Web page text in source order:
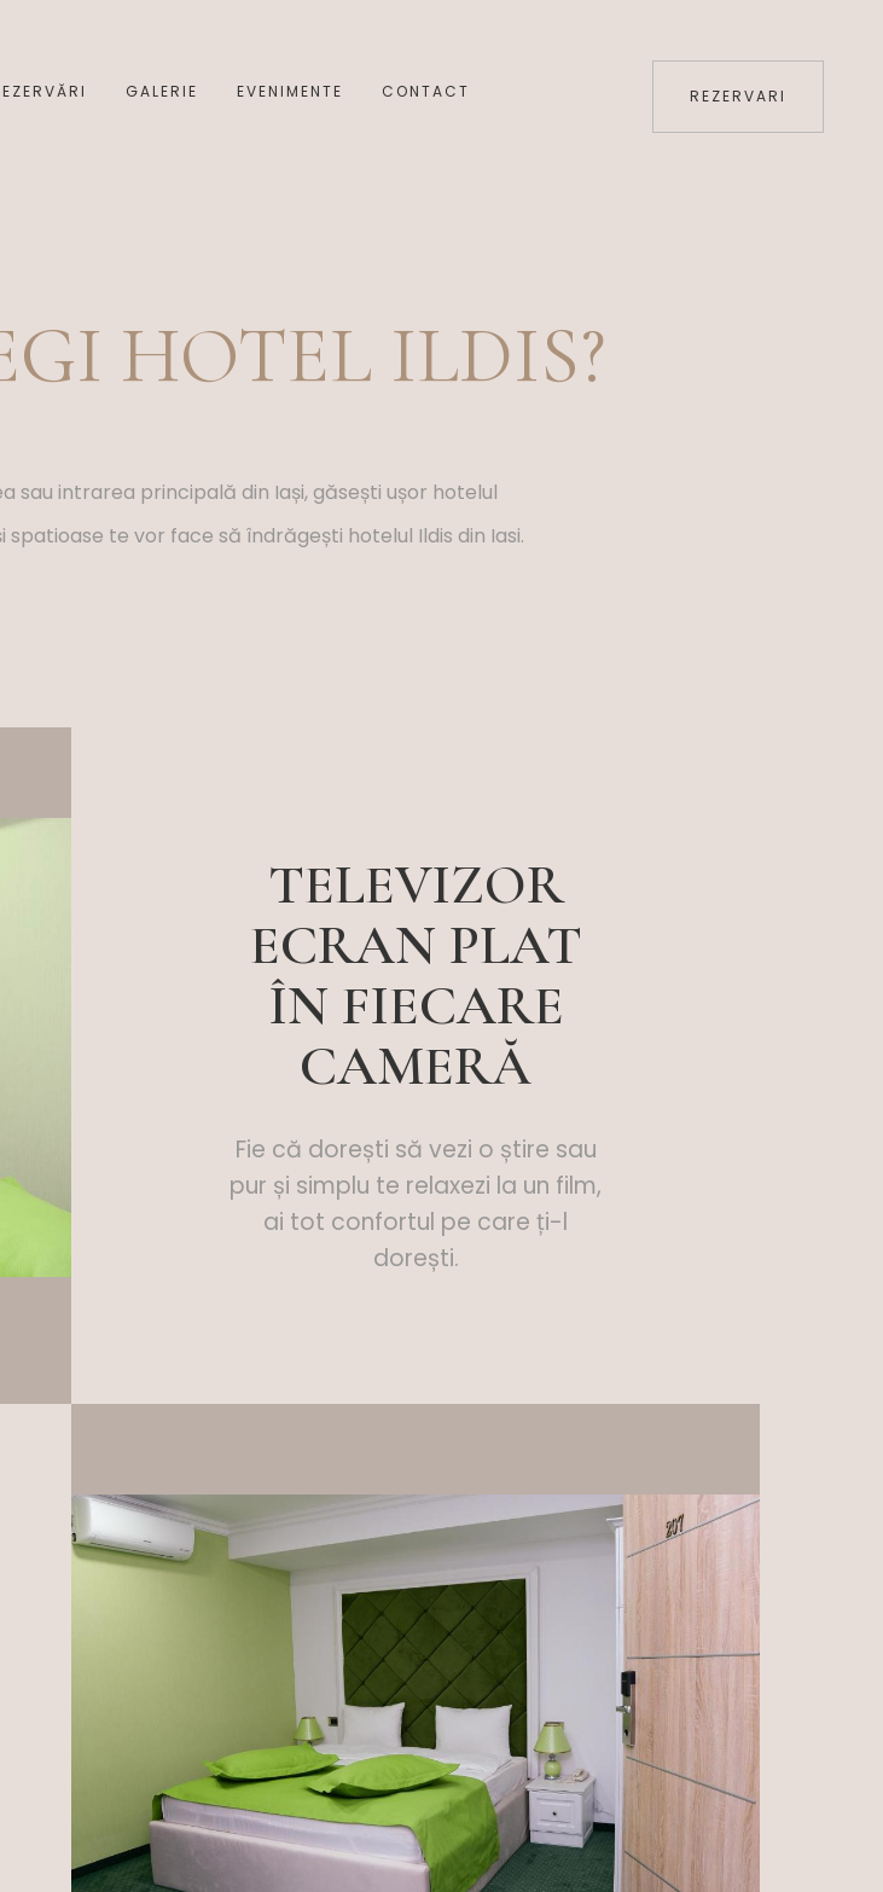
GALERIE EVENIMENTE CONTACT REZERVARI
HOTEL ILDIS?
sau intrarea principală din Iași, găsești ușor hotelul
te vor face să îndrăgești hotelul Ildis din Iasi.
TELEVIZOR
ECRAN PLAT
ÎN FIECARE
CAMERĂ
Fie că dorești să vezi o știre sau
pur și simplu te relaxezi la un film,
ai tot confortul pe care ți-l
dorești.